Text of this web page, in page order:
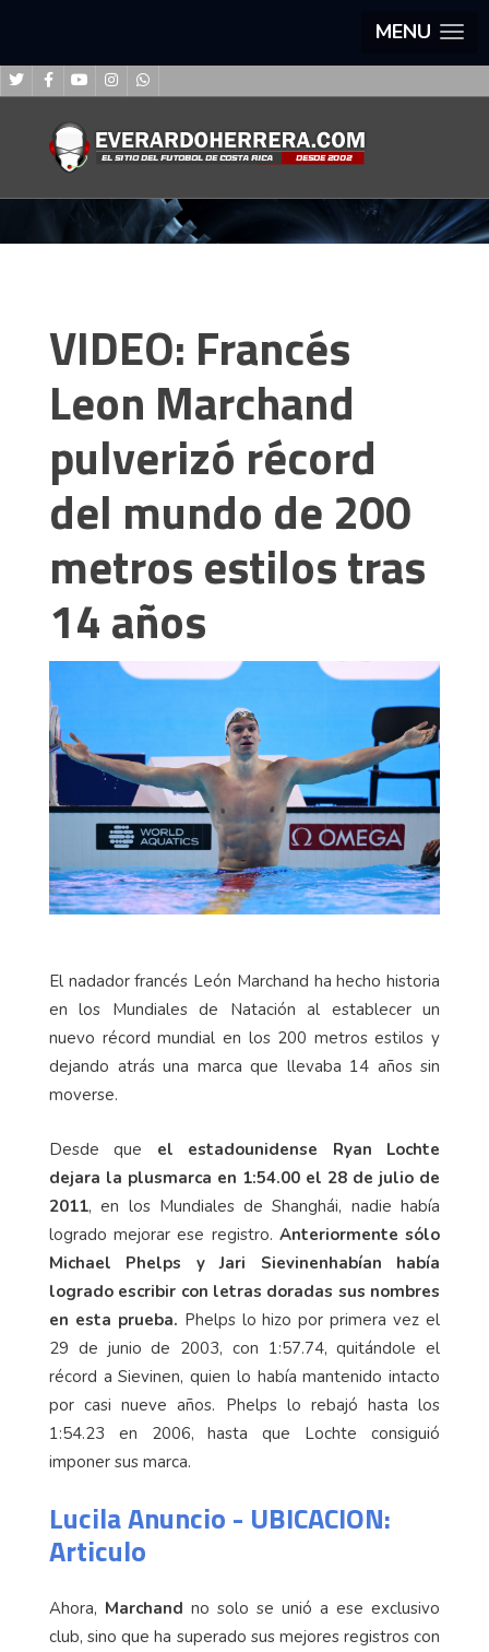
MENU
VIDEO: Francés
Leon Marchand
pulverizó récord
del mundo de 200
metros estilos tras
14 años
El nadador francés León Marchand ha hecho historia
en los Mundiales de Natación al establecer un
nuevo récord mundial en los 200 metros estilos y
dejando atrás una marca que llevaba 14 años sin
moverse.
Desde que el estadounidense Ryan Lochte
dejara la plusmarca en 1:54.00 el 28 de julio de
2011, en los Mundiales de Shanghái, nadie había
logrado mejorar ese registro. Anteriormente sólo
Michael Phelps y Jari Sievinenhabían había
logrado escribir con letras doradas sus nombres
en esta prueba. Phelps lo hizo por primera vez el
29 de junio de 2003, con 1:57.74, quitándole el
récord a Sievinen, quien lo había mantenido intacto
por casi nueve años. Phelps lo rebajó hasta los
1:54.23 en 2006, hasta que Lochte consiguió
imponer sus marca.
Lucila Anuncio - UBICACION:
Articulo
Ahora, Marchand no solo se unió a ese exclusivo
club, sino que ha superado sus mejores registros con